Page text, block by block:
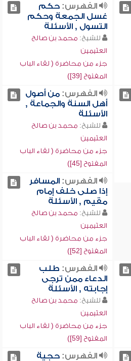
الفهرس:حكم
غسل الجمعة وحكم
التسول , الأسئلة
للشيخ: محمد بن صالح
العثيمين
جزء من محاضرة ( لقاء الباب
المفتوح [39])
الفهرس:من أصول
أهل السنة والجماعة ,
الأسئلة
للشيخ: محمد بن صالح
العثيمين
جزء من محاضرة ( لقاء الباب
المفتوح [45])
الفهرس:المسافر
إذا صلى خلف إمام
مقيم , الأسئلة
للشيخ: محمد بن صالح
العثيمين
جزء من محاضرة ( لقاء الباب
المفتوح [52])
الفهرس: طلب
الدعاء ممن ترجى
إجابته , الأسئلة
للشيخ: محمد بن صالح
العثيمين
جزء من محاضرة ( لقاء الباب
المفتوح [59])
الفهرس:حجية